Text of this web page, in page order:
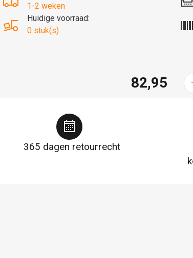
1-2 weken
Huidige voorraad:
0 stuk(s)
82,95 -
365 dagen retourrecht